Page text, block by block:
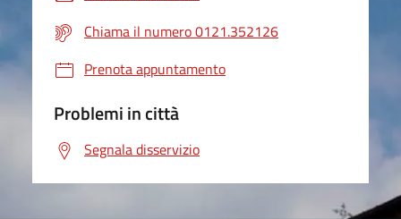
Chiama il numero 0121.352126
Prenota appuntamento
Problemi in città
Segnala disservizio